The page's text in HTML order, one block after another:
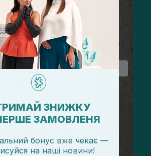
ЗНИЖКУ
ЗАМОВЛЕНЯ
бонус вже чекає —
на наші новини!